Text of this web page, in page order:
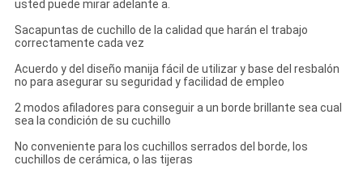
usted puede mirar adelante a.
Sacapuntas de cuchillo de la calidad que harán el trabajo
correctamente cada vez
Acuerdo y del diseño manija fácil de utilizar y base del resbalón
no para asegurar su seguridad y facilidad de empleo
2 modos afiladores para conseguir a un borde brillante sea cual
sea la condición de su cuchillo
No conveniente para los cuchillos serrados del borde, los
cuchillos de cerámica, o las tijeras